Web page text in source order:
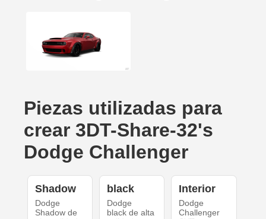
Piezas utilizadas para
crear 3DT-Share-32's
Dodge Challenger
Shadow
Dodge
Shadow de
black
Dodge
black de alta
Interior
Dodge
Challenger